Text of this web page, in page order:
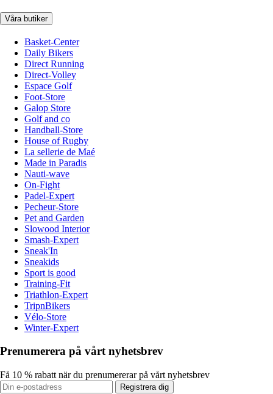
Våra butiker
Basket-Center
Daily Bikers
Direct Running
Direct-Volley
Espace Golf
Foot-Store
Galop Store
Golf and co
Handball-Store
House of Rugby
La sellerie de Maé
Made in Paradis
Nauti-wave
On-Fight
Padel-Expert
Pecheur-Store
Pet and Garden
Slowood Interior
Smash-Expert
Sneak'In
Sneakids
Sport is good
Training-Fit
Triathlon-Expert
TripnBikers
Vélo-Store
Winter-Expert
Prenumerera på vårt nyhetsbrev
Få 10 % rabatt när du prenumererar på vårt nyhetsbrev
Registrera dig